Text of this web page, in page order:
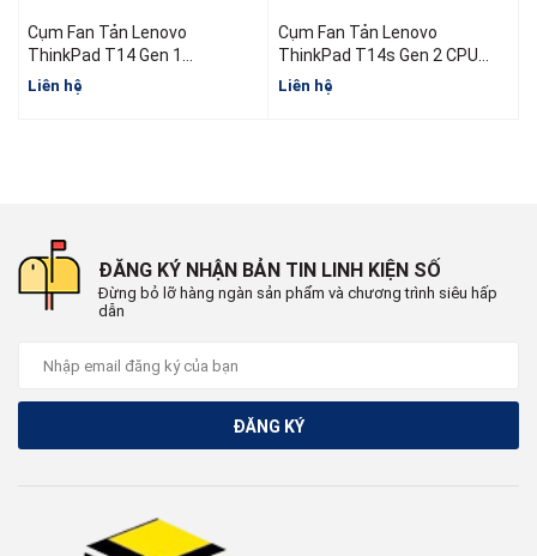
Cụm Fan Tản Lenovo
ThinkPad T14 Gen 1
5H40W36698 5H40W36699
5H40W36700
Liên hệ
Cụm Fan Tản Lenovo
ThinkPad T14s Gen 2 CPU
AMD
Liên hệ
ĐĂNG KÝ NHẬN BẢN TIN LINH KIỆN SỐ
Đừng bỏ lỡ hàng ngàn sản phẩm và chương trình siêu hấp
dẫn
ĐĂNG KÝ